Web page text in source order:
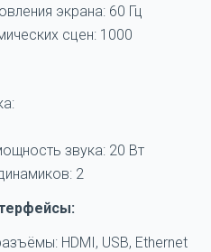
экрана: 60 Гц
сцен: 1000
звука: 20 Вт
2
HDMI, USB, Ethernet